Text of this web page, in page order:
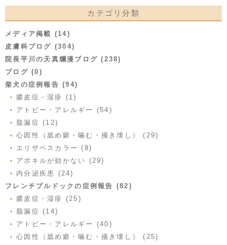
カテゴリ分類
メディア掲載 (14)
皮膚科ブログ (304)
院長平川の天真爛漫ブログ (238)
ブログ (0)
柴犬の症例報告 (94)
膿皮症・湿疹 (1)
アトピー・アレルギー (54)
脂漏症 (12)
心因性（舐め癖・噛む・掻き壊し） (29)
エリザベスカラー (8)
アポキルが効かない (29)
内分泌疾患 (24)
フレンチブルドックの症例報告 (82)
膿皮症・湿疹 (25)
脂漏症 (14)
アトピー・アレルギー (40)
心因性（舐め癖・噛む・掻き壊し） (25)